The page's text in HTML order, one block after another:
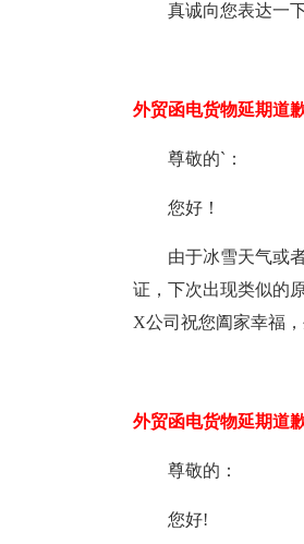
真诚向您表达一
外贸函电货物延期道
尊敬的`：
您好！
由于冰雪天气或
证，下次出现类似的
X公司祝您阖家幸福，
外贸函电货物延期道
尊敬的：
您好!